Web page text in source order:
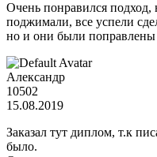
Очень понравился подход,
поджимали, все успели
но и они были поправлены
Александр
10502
15.08.2019
Заказал тут диплом, т.к
было.